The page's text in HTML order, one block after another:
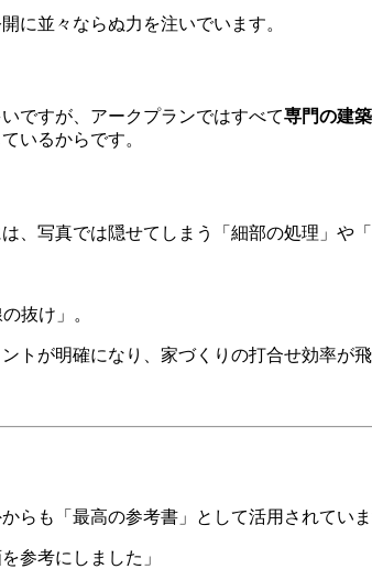
に並々ならぬ力を注いでいます。
ですが、アークプランではすべて専門の建
いるからです。
写真では隠せてしまう「細部の処理」や
抜け」。
が明確になり、家づくりの打合せ効率が飛
らも「最高の参考書」として活用されていま
参考にしました」